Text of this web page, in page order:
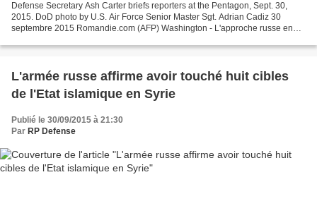
Defense Secretary Ash Carter briefs reporters at the Pentagon, Sept. 30,
2015. DoD photo by U.S. Air Force Senior Master Sgt. Adrian Cadiz 30
septembre 2015 Romandie.com (AFP) Washington - L'approche russe en
L'armée russe affirme avoir touché huit cibles
de l'Etat islamique en Syrie
Publié le 30/09/2015 à 21:30
Par RP Defense